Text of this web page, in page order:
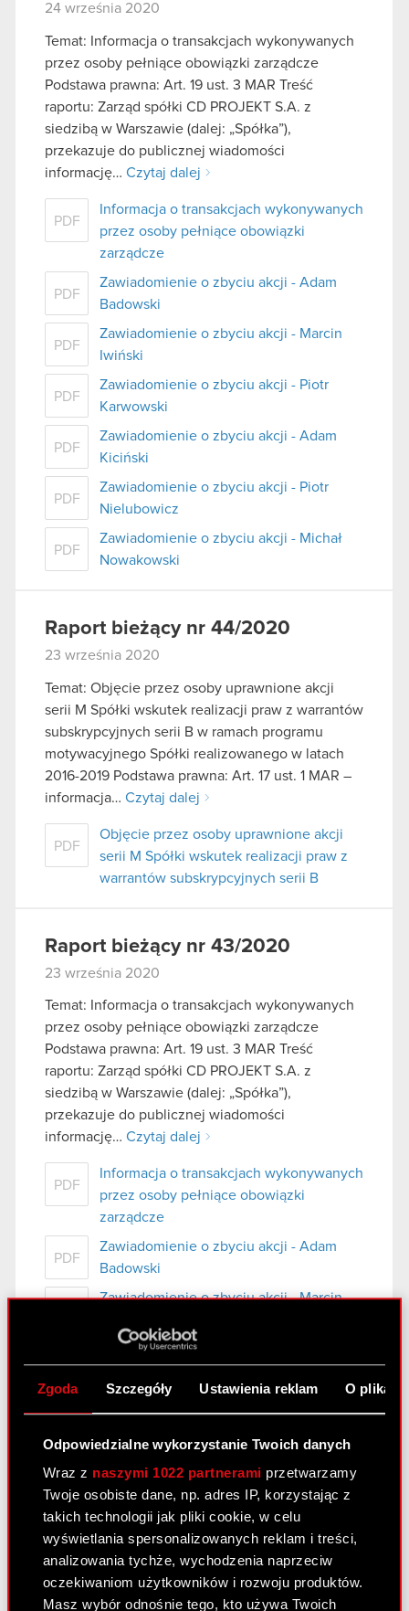
Zgoda Szczegóły Ustawienia reklam O
Odpowiedzialne wykorzystanie Twoich danych
Wraz z naszymi 1022 partnerami przetwarzamy
Twoje osobiste dane, np. adres IP, korzystając z
takich technologii jak pliki cookie, w celu
wyświetlania spersonalizowanych reklam i treści,
analizowania tychże, wychodzenia naprzeciw
oczekiwaniom użytkowników i rozwoju produktów.
Masz wybór odnośnie tego, kto używa Twoich
24 września 2020
Temat: Informacja o transakcjach wykonywanych
przez osoby pełniące obowiązki zarządcze
Podstawa prawna: Art. 19 ust. 3 MAR Treść
raportu: Zarząd spółki CD PROJEKT S.A. z
siedzibą w Warszawie (dalej: „Spółka”),
przekazuje do publicznej wiadomości
informację… Czytaj dalej
PDF
Informacja o transakcjach wykonywanych
przez osoby pełniące obowiązki
zarządcze
PDF
Zawiadomienie o zbyciu akcji - Adam
Badowski
PDF
Zawiadomienie o zbyciu akcji - Marcin
Iwiński
PDF
Zawiadomienie o zbyciu akcji - Piotr
Karwowski
PDF
Zawiadomienie o zbyciu akcji - Adam
Kiciński
PDF
Zawiadomienie o zbyciu akcji - Piotr
Nielubowicz
PDF
Zawiadomienie o zbyciu akcji - Michał
Nowakowski
Raport bieżący nr 44/2020
23 września 2020
Temat: Objęcie przez osoby uprawnione akcji
serii M Spółki wskutek realizacji praw z warrantów
subskrypcyjnych serii B w ramach programu
motywacyjnego Spółki realizowanego w latach
2016-2019 Podstawa prawna: Art. 17 ust. 1 MAR –
informacja… Czytaj dalej
PDF
Objęcie przez osoby uprawnione akcji
serii M Spółki wskutek realizacji praw z
warrantów subskrypcyjnych serii B
Raport bieżący nr 43/2020
23 września 2020
Temat: Informacja o transakcjach wykonywanych
przez osoby pełniące obowiązki zarządcze
Podstawa prawna: Art. 19 ust. 3 MAR Treść
raportu: Zarząd spółki CD PROJEKT S.A. z
siedzibą w Warszawie (dalej: „Spółka”),
przekazuje do publicznej wiadomości
informację… Czytaj dalej
PDF
Informacja o transakcjach wykonywanych
przez osoby pełniące obowiązki
zarządcze
PDF
Zawiadomienie o zbyciu akcji - Adam
Badowski
Zawiadomienie o zbyciu akcji - Marcin
PDF
Zawiadomienie o zbyciu akcji - Piotr
Karwowski
PDF
Zawiadomienie o zbyciu akcji - Adam
Zawiadomienie o zbyciu akcji - Piotr
Nielubowicz
PDF
Zawiadomienie o zbyciu akcji - Michał
Nowakowski
Raport bieżący nr 42/2020